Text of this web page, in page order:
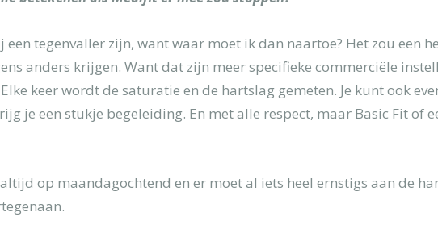
een tegenvaller zijn, want waar moet ik dan naartoe? Het zou een
anders krijgen. Want dat zijn meer specifieke commerciële
keer wordt de saturatie en de hartslag gemeten. Je kunt ook
je een stukje begeleiding. En met alle respect, maar Basic Fit
op maandagochtend en er moet al iets heel ernstigs aan de